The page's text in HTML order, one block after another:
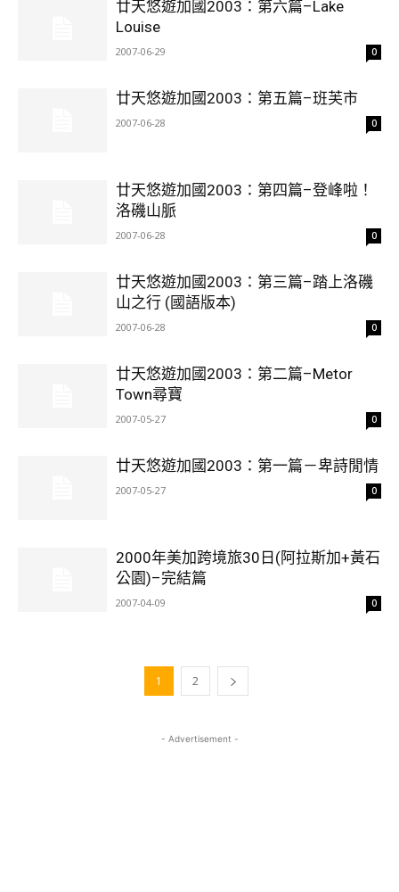
廿天悠遊加國2003：第六篇–Lake
Louise
2007-06-29 0
廿天悠遊加國2003：第五篇–班芙市
2007-06-28 0
廿天悠遊加國2003：第四篇–登峰啦！
洛磯山脈
2007-06-28 0
廿天悠遊加國2003：第三篇–踏上洛磯
山之行 (國語版本)
2007-06-28 0
廿天悠遊加國2003：第二篇–Metor
Town尋寶
2007-05-27 0
廿天悠遊加國2003：第一篇－卑詩閒情
2007-05-27 0
2000年美加跨境旅30日(阿拉斯加+黃石
公園)–完結篇
2007-04-09 0
1 2
- Advertisement -